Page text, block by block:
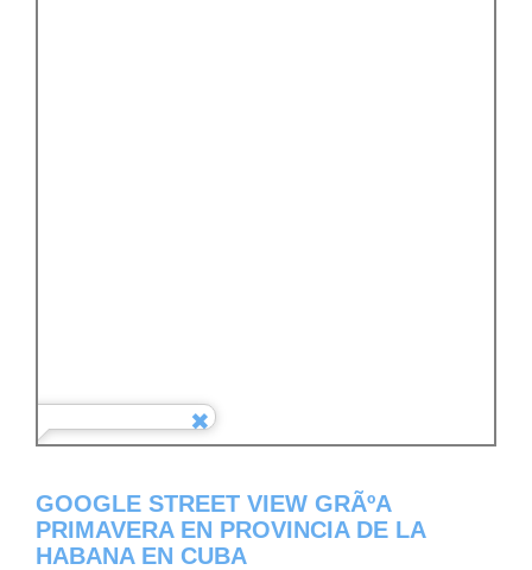
GOOGLE STREET VIEW GRÃºA
PRIMAVERA EN PROVINCIA DE LA
HABANA EN CUBA